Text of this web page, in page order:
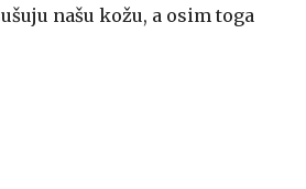
našu kožu, a osim toga